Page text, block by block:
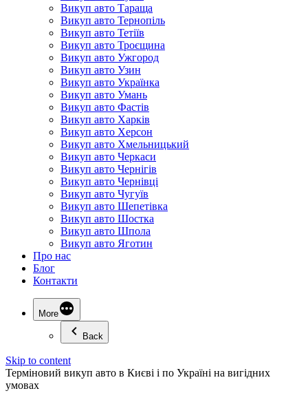
Викуп авто Тараща
Викуп авто Тернопіль
Викуп авто Тетіїв
Викуп авто Троєщина
Викуп авто Ужгород
Викуп авто Узин
Викуп авто Українка
Викуп авто Умань
Викуп авто Фастів
Викуп авто Харків
Викуп авто Херсон
Викуп авто Хмельницький
Викуп авто Черкаси
Викуп авто Чернігів
Викуп авто Чернівці
Викуп авто Чугуїв
Викуп авто Шепетівка
Викуп авто Шостка
Викуп авто Шпола
Викуп авто Яготин
Про нас
Блог
Контакти
More
Back
Skip to content
Терміновий викуп авто в Києві і по Україні на вигідних
умовах